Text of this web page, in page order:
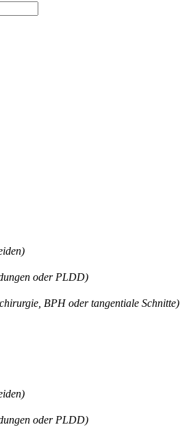
oder PLDD)
BPH oder tangentiale Schnitte)
oder PLDD)